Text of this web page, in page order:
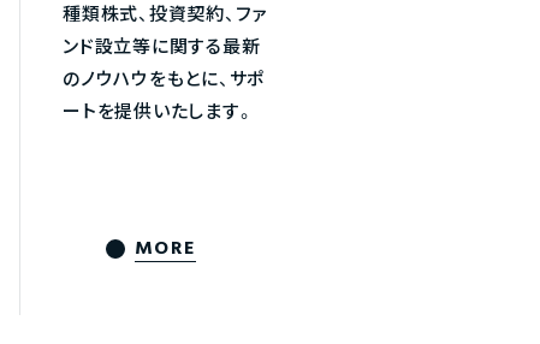
種類株式、投資契約、ファ
ンド設立等に関する最新
のノウハウをもとに、サポ
ートを提供いたします。
MORE